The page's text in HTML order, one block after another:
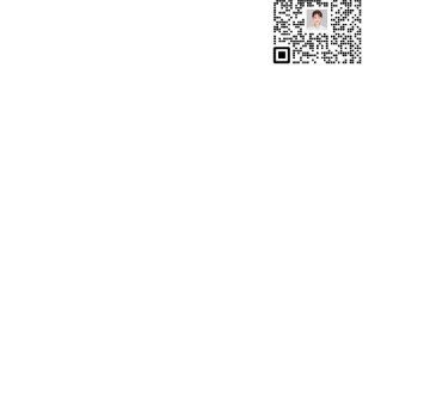
品牌空间识别系统
品牌视觉形象识别系统